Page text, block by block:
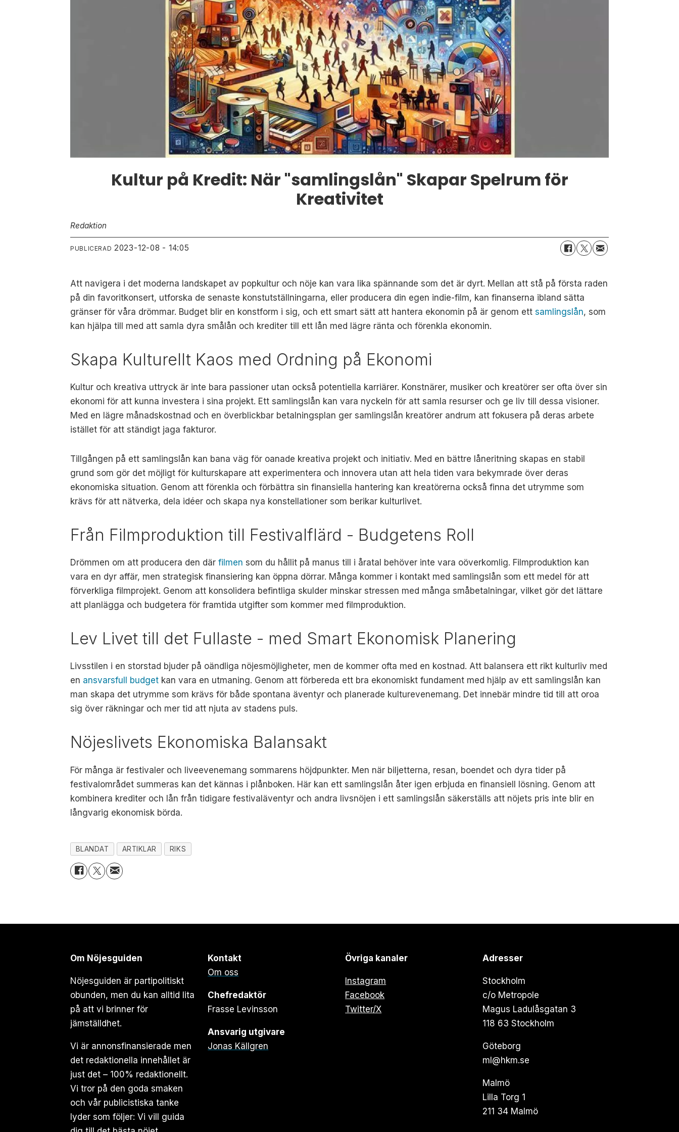
Kultur på Kredit: När "samlingslån" Skapar Spelrum för
Kreativitet
Redaktion
PUBLICERAD 2023-12-08 - 14:05
Att navigera i det moderna landskapet av popkultur och nöje kan vara lika spännande som det är dyrt. Mellan att stå på första raden
på din favoritkonsert, utforska de senaste konstutställningarna, eller producera din egen indie-film, kan finanserna ibland sätta
gränser för våra drömmar. Budget blir en konstform i sig, och ett smart sätt att hantera ekonomin på är genom ettsamlingslån, som
kan hjälpa till med att samla dyra smålån och krediter till ett lån med lägre ränta och förenkla ekonomin.
Skapa Kulturellt Kaos med Ordning på Ekonomi
Kultur och kreativa uttryck är inte bara passioner utan också potentiella karriärer. Konstnärer, musiker och kreatörer ser ofta över sin
ekonomi för att kunna investera i sina projekt. Ett samlingslån kan vara nyckeln för att samla resurser och ge liv till dessa visioner.
Med en lägre månadskostnad och en överblickbar betalningsplan ger samlingslån kreatörer andrum att fokusera på deras arbete
istället för att ständigt jaga fakturor.
Tillgången på ett samlingslån kan bana väg för oanade kreativa projekt och initiativ. Med en bättre låneritning skapas en stabil
grund som gör det möjligt för kulturskapare att experimentera och innovera utan att hela tiden vara bekymrade över deras
ekonomiska situation. Genom att förenkla och förbättra sin finansiella hantering kan kreatörerna också finna det utrymme som
krävs för att nätverka, dela idéer och skapa nya konstellationer som berikar kulturlivet.
Från Filmproduktion till Festivalflärd - Budgetens Roll
Drömmen om att producera den därfilmen som du hållit på manus till i åratal behöver inte vara oöverkomlig. Filmproduktion kan
vara en dyr affär, men strategisk finansiering kan öppna dörrar. Många kommer i kontakt med samlingslån som ett medel för att
förverkliga filmprojekt. Genom att konsolidera befintliga skulder minskar stressen med många småbetalningar, vilket gör det lättare
att planlägga och budgetera för framtida utgifter som kommer med filmproduktion.
Lev Livet till det Fullaste - med Smart Ekonomisk Planering
Livsstilen i en storstad bjuder på oändliga nöjesmöjligheter, men de kommer ofta med en kostnad. Att balansera ett rikt kulturliv med
en ansvarsfull budget kan vara en utmaning. Genom att förbereda ett bra ekonomiskt fundament med hjälp av ett samlingslån kan
man skapa det utrymme som krävs för både spontana äventyr och planerade kulturevenemang. Det innebär mindre tid till att oroa
sig över räkningar och mer tid att njuta av stadens puls.
Nöjeslivets Ekonomiska Balansakt
För många är festivaler och liveevenemang sommarens höjdpunkter. Men när biljetterna, resan, boendet och dyra tider på
festivalområdet summeras kan det kännas i plånboken. Här kan ett samlingslån åter igen erbjuda en finansiell lösning. Genom att
kombinera krediter och lån från tidigare festivaläventyr och andra livsnöjen i ett samlingslån säkerställs att nöjets pris inte blir en
långvarig ekonomisk börda.
BLANDAT ARTIKLAR RIKS
Om Nöjesguiden
Nöjesguiden är partipolitiskt
obunden, men du kan alltid lita
på att vi brinner för
jämställdhet.
Vi är annonsfinansierade men
det redaktionella innehållet är
just det – 100% redaktionellt.
Vi tror på den goda smaken
och vår publicistiska tanke
lyder som följer: Vi vill guida
Kontakt
Om oss
Chefredaktör
Frasse Levinsson
Ansvarig utgivare
Jonas Källgren
Övriga kanaler
Instagram
Facebook
Twitter/X
Adresser
Stockholm
c/o Metropole
Magus Ladulåsgatan 3
118 63 Stockholm
Göteborg
ml@hkm.se
Malmö
Lilla Torg 1
211 34 Malmö